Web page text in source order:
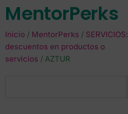
MentorPerks
Inicio / MentorPerks / SERVICIOS:
descuentos en productos o
servicios / AZTUR